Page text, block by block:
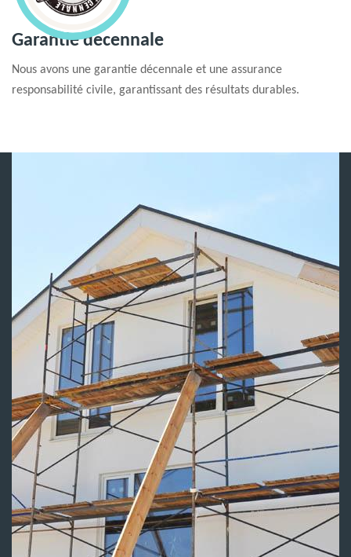
Garantie decennale
Nous avons une garantie décennale et une assurance
responsabilité civile, garantissant des résultats durables.